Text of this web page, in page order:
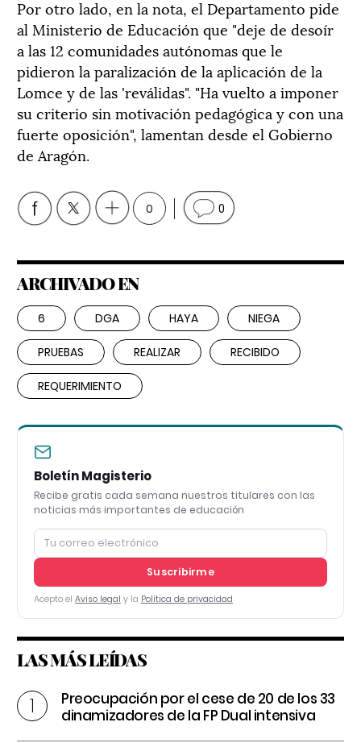
Por otro lado, en la nota, el Departamento pide
al Ministerio de Educación que "deje de desoír
a las 12 comunidades autónomas que le
pidieron la paralización de la aplicación de la
Lomce y de las 'reválidas". "Ha vuelto a imponer
su criterio sin motivación pedagógica y con una
fuerte oposición", lamentan desde el Gobierno
de Aragón.
0 0
ARCHIVADO EN
6 DGA HAYA NIEGA
PRUEBAS REALIZAR RECIBIDO
REQUERIMIENTO
Boletín Magisterio
Recibe gratis cada semana nuestros titulares con las
noticias más importantes de educación
Suscribirme
Acepto el Aviso legal y la Política de privacidad
LAS MÁS LEÍDAS
Preocupación por el cese de 20 de los 33
dinamizadores de la FP Dual intensiva